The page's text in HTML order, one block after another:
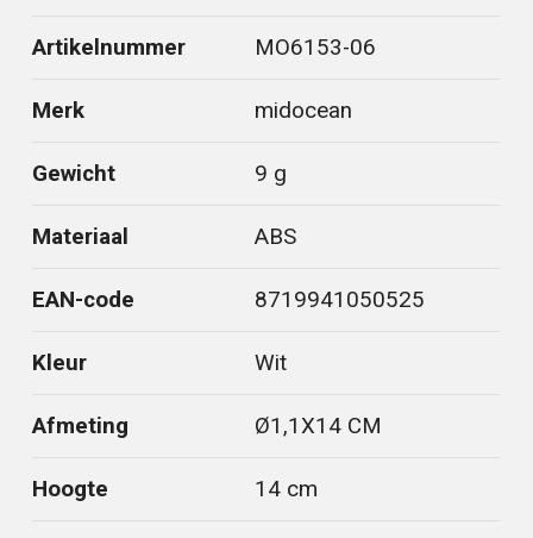
Artikelnummer MO6153-06
Merk midocean
Gewicht 9 g
Materiaal ABS
EAN-code 8719941050525
Kleur Wit
Afmeting Ø1,1X14 CM
Hoogte 14 cm